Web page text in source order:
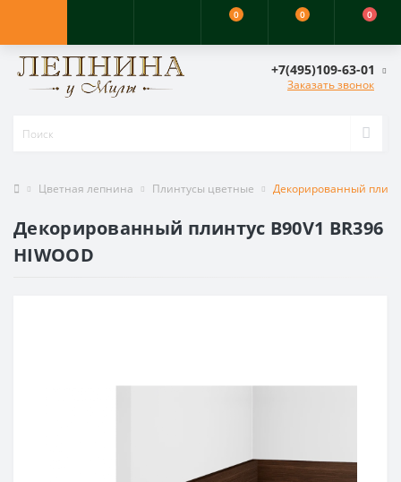
0 0 0
+7(495)109-63-01
Заказать звонок
Цветная лепнина Плинтусы цветные Декорированный
Декорированный плинтус B90V1 BR396
HIWOOD